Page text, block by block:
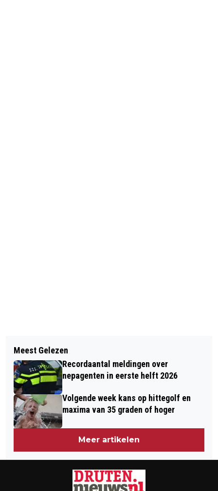
PRIJZEN POSTCODELOTERIJ
GEMEENTE DRUTEN DECEMBER 2025
PRIJZEN POSTCODELOTERIJ
GEMEENTE DRUTEN (JAARLIJKSE 14E
TREKKING) 2025
Meest Gelezen
Recordaantal meldingen over
nepagenten in eerste helft 2026
Volgende week kans op hittegolf en
maxima van 35 graden of hoger
Meer artikelen